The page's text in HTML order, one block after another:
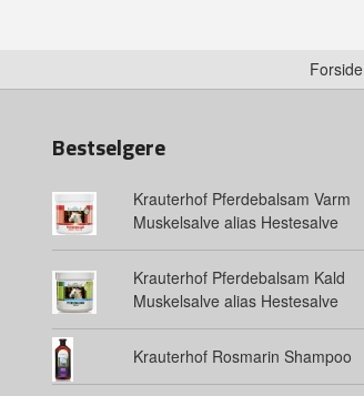
Forside
Bestselgere
Krauterhof Pferdebalsam Varm
Muskelsalve alias Hestesalve
Krauterhof Pferdebalsam Kald
Muskelsalve alias Hestesalve
Krauterhof Rosmarin Shampoo